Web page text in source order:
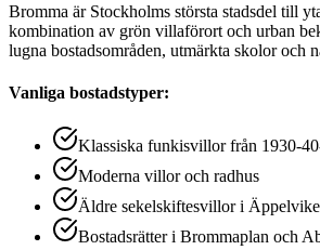
Bromma är Stockholms största stadsdel till
kombination av grön villaförort och urban
lugna bostadsområden, utmärkta skolor och
Vanliga bostadstyper:
Klassiska funkisvillor från 1930-
Moderna villor och radhus
Äldre sekelskiftesvillor i
Bostadsrätter i Brommaplan och